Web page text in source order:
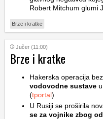
Robert Mitchum glumi
Brze i kratke
Jučer (11:00)
Brze i kratke
Hakerska operacija
vodovodne sustave
(tportal)
U Rusiji se proširila
se za vojnike zbog